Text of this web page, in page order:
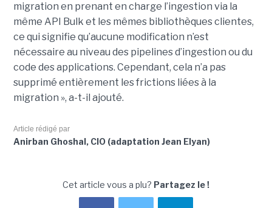
migration en prenant en charge l’ingestion via la
même API Bulk et les mêmes bibliothèques clientes,
ce qui signifie qu’aucune modification n’est
nécessaire au niveau des pipelines d’ingestion ou du
code des applications. Cependant, cela n’a pas
supprimé entièrement les frictions liées à la
migration », a-t-il ajouté.
Article rédigé par
Anirban Ghoshal, CIO (adaptation Jean Elyan)
Cet article vous a plu? Partagez le !